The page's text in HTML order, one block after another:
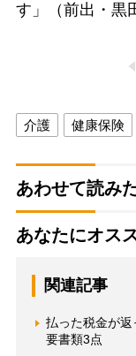
す」（前出・黒
介護 健康保険
あわせて読み
あなたにオス
関連記事
払った税金が
要書類3点